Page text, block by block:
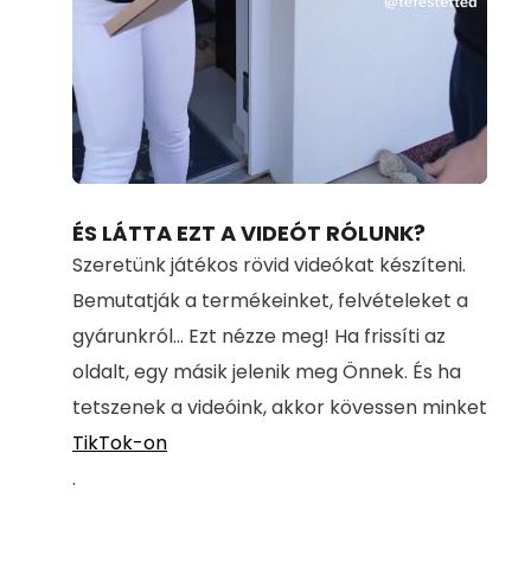
Unmute Loaded
100.00%
ÉS LÁTTA EZT A VIDEÓT RÓLUNK?
Szeretünk játékos rövid videókat készíteni.
Bemutatják a termékeinket, felvételeket a
gyárunkról... Ezt nézze meg! Ha frissíti az
oldalt, egy másik jelenik meg Önnek. És ha
tetszenek a videóink, akkor kövessen minket
TikTok-on
.